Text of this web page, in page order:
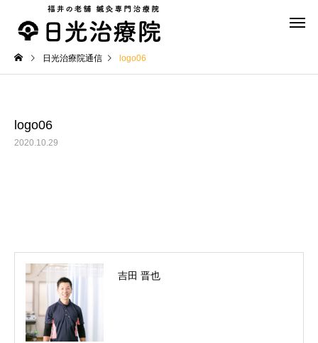
日光治療院通信 logo06
logo06
2020.10.29
吉田 晋也